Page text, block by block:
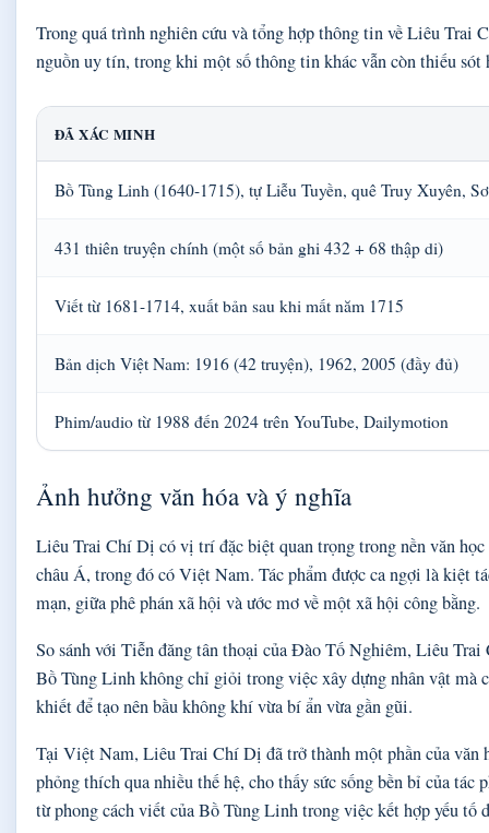
Trong quá trình nghiên cứu và tổng hợp thông tin về Liêu Trai
nguồn uy tín, trong khi một số thông tin khác vẫn còn thiếu sót
ĐÃ XÁC MINH
Bồ Tùng Linh (1640-1715), tự Liễu Tuyền, quê Truy Xuyên,
431 thiên truyện chính (một số bản ghi 432 + 68 thập di)
Viết từ 1681-1714, xuất bản sau khi mất năm 1715
Bản dịch Việt Nam: 1916 (42 truyện), 1962, 2005 (đầy đủ)
Phim/audio từ 1988 đến 2024 trên YouTube, Dailymotion
Ảnh hưởng văn hóa và ý nghĩa
Liêu Trai Chí Dị có vị trí đặc biệt quan trọng trong nền văn học
châu Á, trong đó có Việt Nam. Tác phẩm được ca ngợi là kiệt
mạn, giữa phê phán xã hội và ước mơ về một xã hội công bằng.
So sánh với Tiễn đăng tân thoại của Đào Tố Nghiêm, Liêu
Bồ Tùng Linh không chỉ giỏi trong việc xây dựng nhân vật mà
khiết để tạo nên bầu không khí vừa bí ẩn vừa gần gũi.
Tại Việt Nam, Liêu Trai Chí Dị đã trở thành một phần của văn
phỏng thích qua nhiều thế hệ, cho thấy sức sống bền bỉ của
từ phong cách viết của Bồ Tùng Linh trong việc kết hợp yếu tố